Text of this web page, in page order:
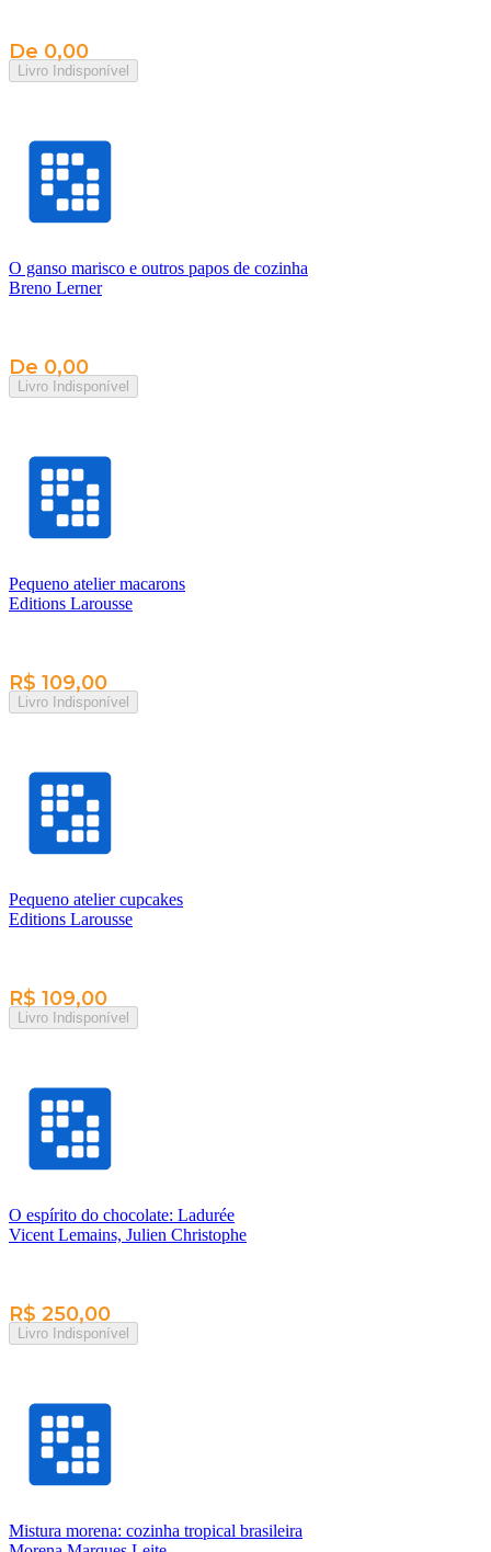
De 0,00
Livro Indisponível
O ganso marisco e outros papos de cozinha
Breno Lerner
De 0,00
Livro Indisponível
Pequeno atelier macarons
Editions Larousse
R$ 109,00
Livro Indisponível
Pequeno atelier cupcakes
Editions Larousse
R$ 109,00
Livro Indisponível
O espírito do chocolate: Ladurée
Vicent Lemains, Julien Christophe
R$ 250,00
Livro Indisponível
Mistura morena: cozinha tropical brasileira